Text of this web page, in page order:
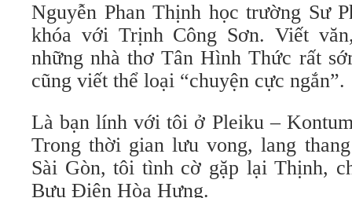
Nguyễn Phan Thịnh học trường Sư
khóa với Trịnh Công Sơn. Viết
những nhà thơ Tân Hình Thức rất
cũng viết thể loại “chuyện cực ngắn”.
Là bạn lính với tôi ở Pleiku –
Trong thời gian lưu vong, lang
Sài Gòn, tôi tình cờ gặp lại Thịnh,
Bưu Điện Hòa Hưng.